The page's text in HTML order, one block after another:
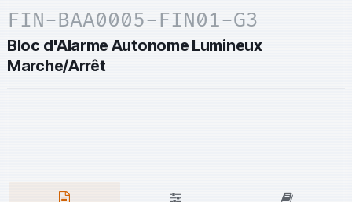
FIN-BAA0005-FIN01-G3
Bloc d'Alarme Autonome Lumineux
Marche/Arrêt